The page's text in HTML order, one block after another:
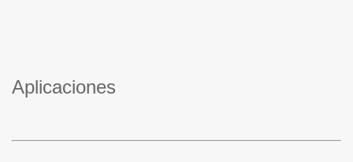
Aplicaciones